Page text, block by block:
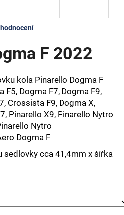
F 2022
kola Pinarello Dogma F
F5, Dogma F7, Dogma F9,
Crossista F9, Dogma X,
Pinarello X9, Pinarello Nytro
Nytro
Dogma F
sedlovky cca 41,4mm x šířka